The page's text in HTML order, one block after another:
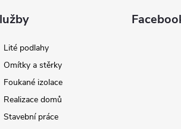
Lité podlahy
Omítky a stěrky
Foukané izolace
Realizace domů
Stavební práce